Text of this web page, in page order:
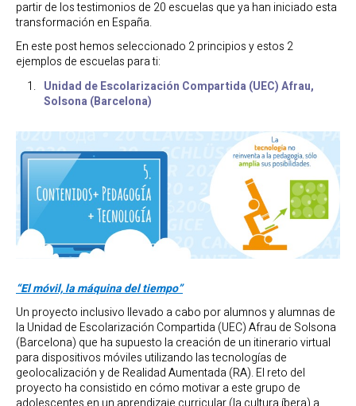
partir de los testimonios de 20 escuelas que ya han iniciado esta
transformación en España.
En este post hemos seleccionado 2 principios y estos 2
ejemplos de escuelas para ti:
Unidad de Escolarización Compartida (UEC) Afrau,
Solsona (Barcelona)
“El móvil, la máquina del tiempo”
Un proyecto inclusivo llevado a cabo por alumnos y alumnas de
la Unidad de Escolarización Compartida (UEC) Afrau de Solsona
(Barcelona) que ha supuesto la creación de un itinerario virtual
para dispositivos móviles utilizando las tecnologías de
geolocalización y de Realidad Aumentada (RA). El reto del
proyecto ha consistido en cómo motivar a este grupo de